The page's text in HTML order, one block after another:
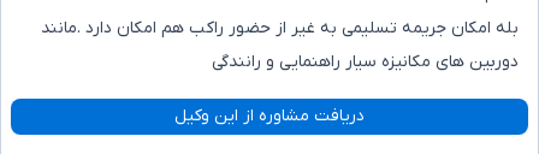
بله امکان جریمه تسلیمی به غیر از حضور راکب هم امکان دارد .مانند
دوربین های مکانیزه سیار راهنمایی و رانندگی
دریافت مشاوره از این وکیل